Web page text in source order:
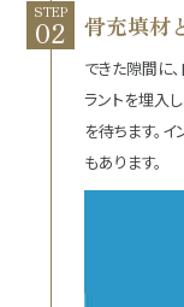
STEP 骨充填材
できた隙間に
ラントを埋入
を待ちます。
もあります。